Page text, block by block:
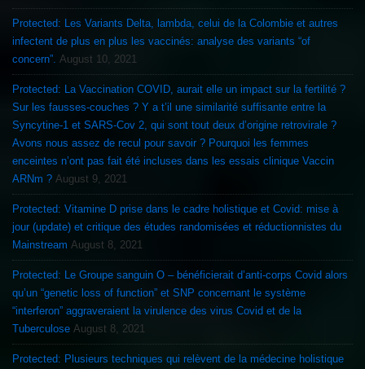
Protected: Les Variants Delta, lambda, celui de la Colombie et autres
infectent de plus en plus les vaccinés: analyse des variants “of
concern”. August 10, 2021
Protected: La Vaccination COVID, aurait elle un impact sur la fertilité ?
Sur les fausses-couches ? Y a t’il une similarité suffisante entre la
Syncytine-1 et SARS-Cov 2, qui sont tout deux d’origine retrovirale ?
Avons nous assez de recul pour savoir ? Pourquoi les femmes
enceintes n’ont pas fait été incluses dans les essais clinique Vaccin
ARNm ? August 9, 2021
Protected: Vitamine D prise dans le cadre holistique et Covid: mise à
jour (update) et critique des études randomisées et réductionnistes du
Mainstream August 8, 2021
Protected: Le Groupe sanguin O – bénéficierait d’anti-corps Covid alors
qu’un “genetic loss of function” et SNP concernant le système
“interferon” aggraveraient la virulence des virus Covid et de la
Tuberculose August 8, 2021
Protected: Plusieurs techniques qui relèvent de la médecine holistique